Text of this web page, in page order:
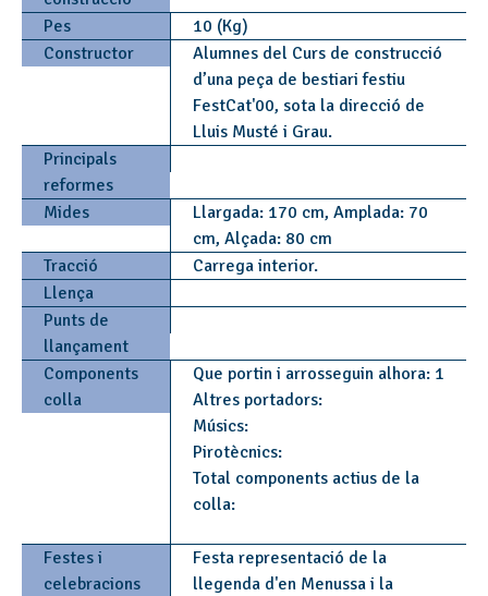
Pes
10 (Kg)
Constructor
Alumnes del Curs de construcció
d’una peça de bestiari festiu
FestCat'00, sota la direcció de
Lluis Musté i Grau.
Principals
reformes
Mides
Llargada: 170 cm, Amplada: 70
cm, Alçada: 80 cm
Tracció
Carrega interior.
Llença
Punts de
llançament
Components
colla
Que portin i arrosseguin alhora: 1
Altres portadors:
Músics:
Pirotècnics:
Total components actius de la
colla:
Festes i
celebracions
Festa representació de la
llegenda d'en Menussa i la